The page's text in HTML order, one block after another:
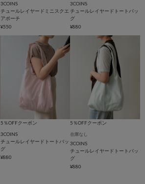
3COINS
チュールレイヤードミニスクエ
アポーチ
¥550
3COINS
チュールレイヤードトートバッ
グ
¥880
5％OFFクーポン
3COINS
チュールレイヤードトートバッ
グ
¥880
5％OFFクーポン
在庫なし
3COINS
チュールレイヤードトートバッ
グ
¥880